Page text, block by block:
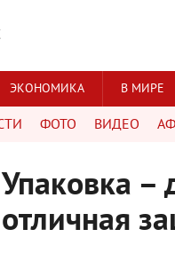
ЭКОНОМИКА В МИРЕ
ФОТО ВИДЕО
Упаковка –
отличная